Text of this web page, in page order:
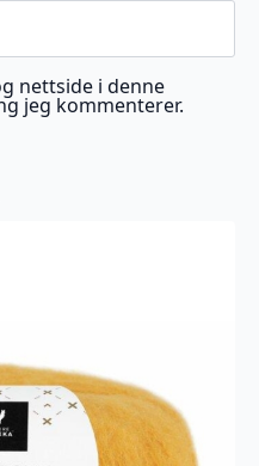
nettside i denne
jeg kommenterer.